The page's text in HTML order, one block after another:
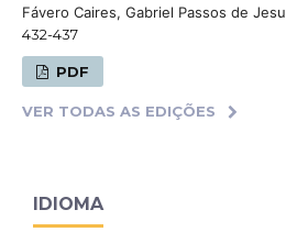
Fávero Caires, Gabriel Passos de
432-437
PDF
VER TODAS AS EDIÇÕES
IDIOMA